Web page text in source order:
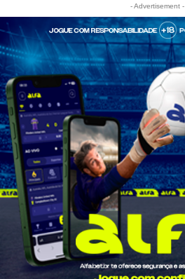
- Advertisement -